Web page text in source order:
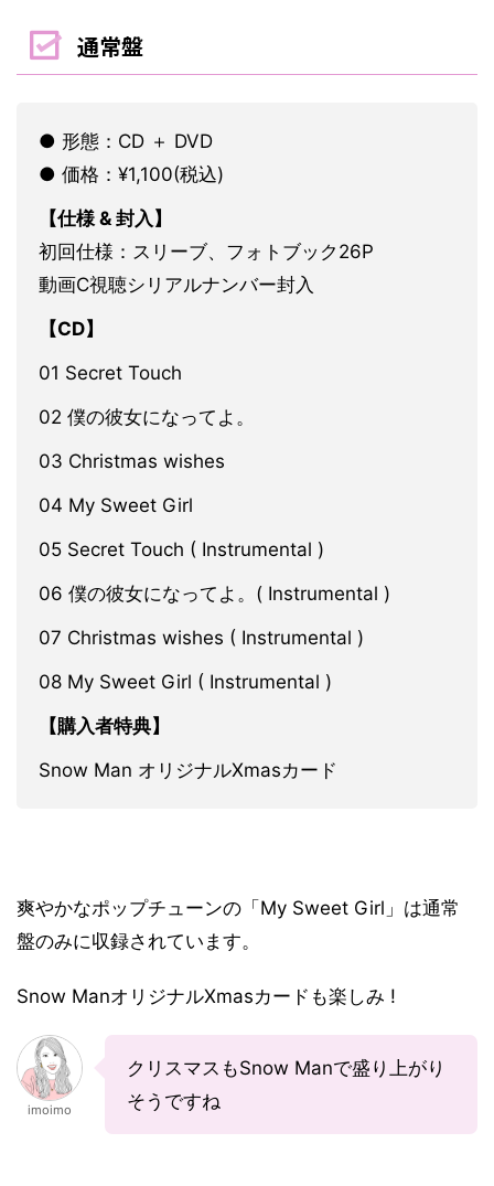
通常盤
● 形態：CD ＋ DVD
● 価格：¥1,100(税込)
【仕様 & 封入】
初回仕様：スリーブ、フォトブック26P
動画C視聴シリアルナンバー封入
【CD】
01 Secret Touch
02 僕の彼女になってよ。
03 Christmas wishes
04 My Sweet Girl
05 Secret Touch ( Instrumental )
06 僕の彼女になってよ。( Instrumental )
07 Christmas wishes ( Instrumental )
08 My Sweet Girl ( Instrumental )
【購入者特典】
Snow Man オリジナルXmasカード
爽やかなポップチューンの「My Sweet Girl」は通常
盤のみに収録されています。
Snow ManオリジナルXmasカードも楽しみ !
imoimo
クリスマスもSnow Manで盛り上がり
そうですね